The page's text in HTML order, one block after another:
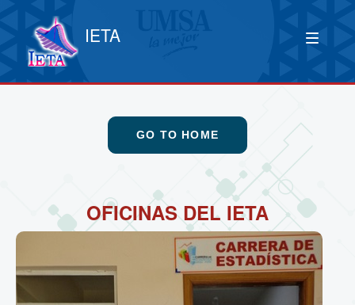
IETA
GO TO HOME
OFICINAS DEL IETA